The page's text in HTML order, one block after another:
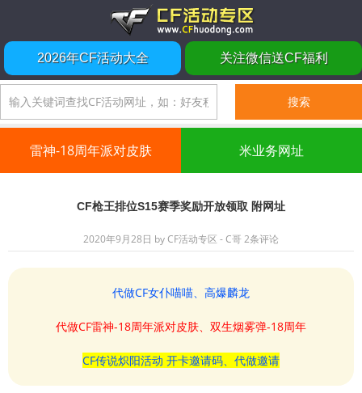
2026年CF活动大全 关注微信送CF福利
雷神-18周年派对皮肤 米业务网址
CF枪王排位S15赛季奖励开放领取 附网址
2020年9月28日 byCF活动专区 - C哥2条评论
代做CF女仆喵喵、高爆麟龙
代做CF雷神-18周年派对皮肤、双生烟雾弹-18周年
CF传说炽阳活动 开卡邀请码、代做邀请